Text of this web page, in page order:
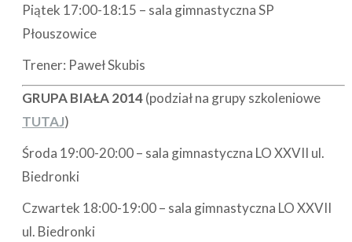
Piątek 17:00-18:15 – sala gimnastyczna SP
Płouszowice
Trener: Paweł Skubis
GRUPA BIAŁA 2014(podział na grupy szkoleniowe
TUTAJ)
Środa 19:00-20:00 – sala gimnastyczna LO XXVII ul.
Biedronki
Czwartek 18:00-19:00 – sala gimnastyczna LO XXVII
ul. Biedronki